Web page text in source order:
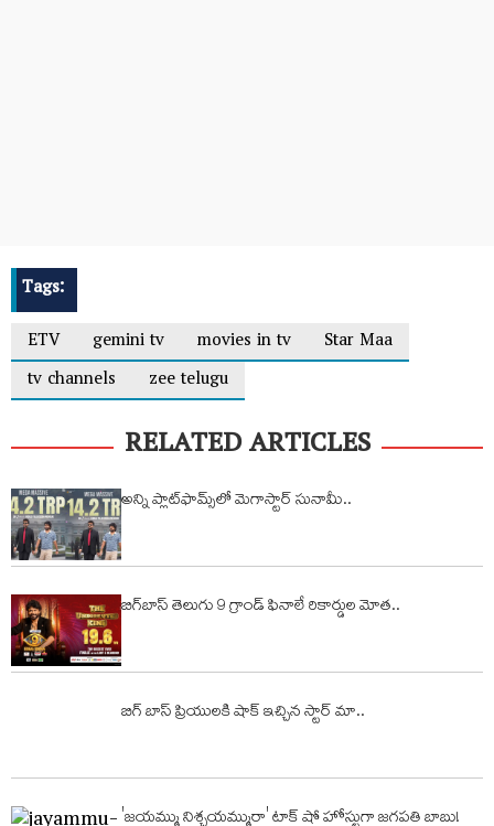
Tags:
ETV
gemini tv movies in tv
Star Maa
tv channels
zee telugu
RELATED ARTICLES
అన్ని ప్లాట్‌ఫామ్స్‌లో మెగాస్టార్ సునామీ..
బిగ్‌బాస్ తెలుగు 9 గ్రాండ్ ఫినాలే రికార్డుల మోత..
బిగ్ బాస్ ప్రియుల‌కి షాక్ ఇచ్చిన స్టార్ మా..
'జయమ్ము నిశ్చయమ్మురా' టాక్ షో హోస్టుగా జగపతి బాబు!